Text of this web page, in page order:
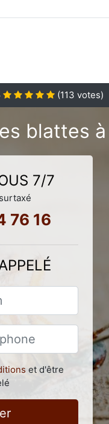
(113 votes)
blattes
7/7
76 16
et d'être